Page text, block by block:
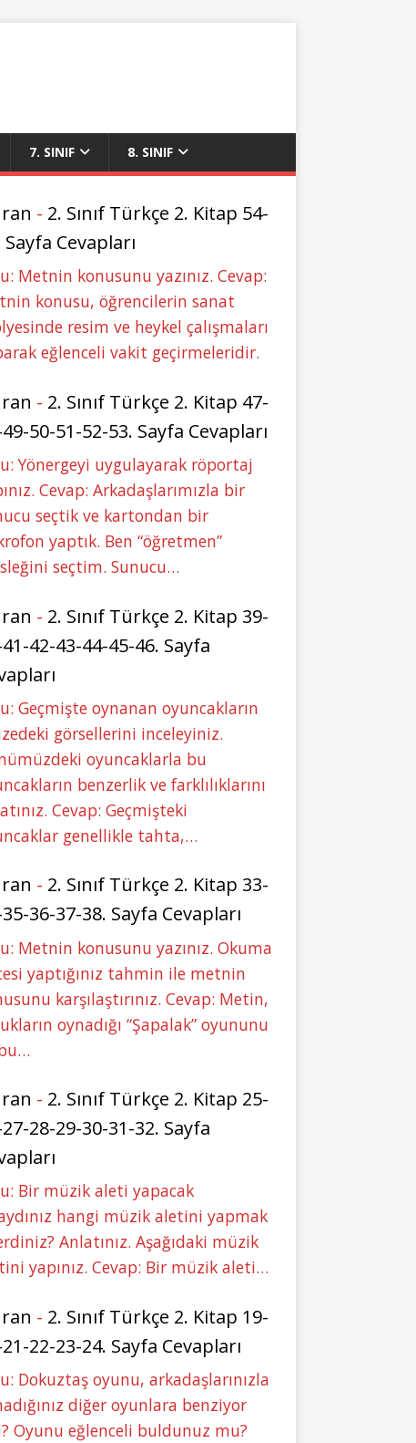
7. SINIF 8. SINIF
- 2. Sınıf Türkçe 2. Kitap 54-
Sayfa Cevapları
Metnin konusunu yazınız. Cevap:
konusu, öğrencilerin sanat
resim ve heykel çalışmaları
eğlenceli vakit geçirmeleridir.
- 2. Sınıf Türkçe 2. Kitap 47-
50-51-52-53. Sayfa Cevapları
Yönergeyi uygulayarak röportaj
Cevap: Arkadaşlarımızla bir
seçtik ve kartondan bir
yaptık. Ben “öğretmen”
seçtim. Sunucu…
- 2. Sınıf Türkçe 2. Kitap 39-
42-43-44-45-46. Sayfa
Geçmişte oynanan oyuncakların
görsellerini inceleyiniz.
oyuncaklarla bu
benzerlik ve farklılıklarını
Cevap: Geçmişteki
genellikle tahta,…
- 2. Sınıf Türkçe 2. Kitap 33-
36-37-38. Sayfa Cevapları
Metnin konusunu yazınız. Okuma
yaptığınız tahmin ile metnin
karşılaştırınız. Cevap: Metin,
oynadığı “Şapalak” oyununu
- 2. Sınıf Türkçe 2. Kitap 25-
28-29-30-31-32. Sayfa
Bir müzik aleti yapacak
hangi müzik aletini yapmak
Anlatınız. Aşağıdaki müzik
yapınız. Cevap: Bir müzik aleti…
- 2. Sınıf Türkçe 2. Kitap 19-
22-23-24. Sayfa Cevapları
Dokuztaş oyunu, arkadaşlarınızla
diğer oyunlara benziyor
Oyunu eğlenceli buldunuz mu?